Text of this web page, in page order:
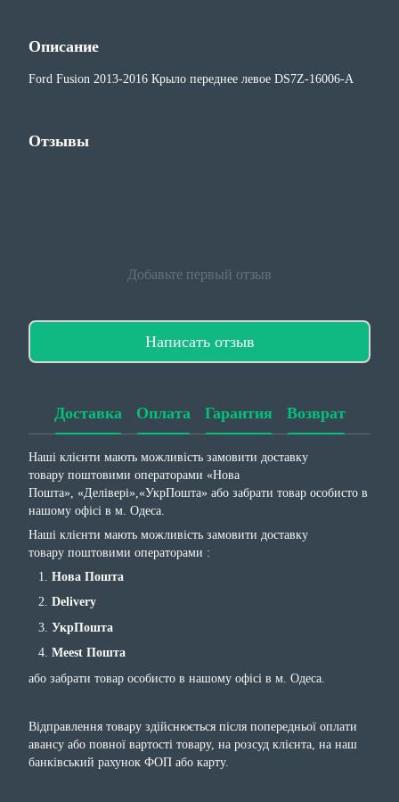
Описание
Ford Fusion 2013-2016 Крыло переднее левое DS7Z-16006-A
Отзывы
Добавьте первый отзыв
Написать отзыв
Доставка Оплата Гарантия Возврат
Наші клієнти мають можливість замовити доставку
товару поштовими операторами «Нова
Пошта», «Делівері»,«УкрПошта» або забрати товар особисто в
нашому офісі в м. Одеса.
Наші клієнти мають можливість замовити доставку
товару поштовими операторами :
Нова Пошта
Delivery
УкрПошта
Meest Пошта
або забрати товар особисто в нашому офісі в м. Одеса.
Відправлення товару здійснюється після попередньої оплати
авансу або повної вартості товару, на розсуд клієнта, на наш
банківський рахунок ФОП або карту.